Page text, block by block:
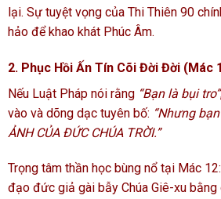
lại. Sự tuyệt vọng của Thi Thiên 90
hảo để khao khát Phúc Âm.
2. Phục Hồi Ấn Tín Cõi Đời Đời (Mác
Nếu Luật Pháp nói rằng “Bạn là bụi tro”
vào và dõng dạc tuyên bố: “Nhưng
ẢNH CỦA ĐỨC CHÚA TRỜI.”
Trọng tâm thần học bùng nổ tại Mác
đạo đức giả gài bẫy Chúa Giê-xu bằng